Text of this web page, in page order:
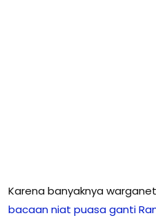
Karena banyaknya
bacaan niat puasa ganti